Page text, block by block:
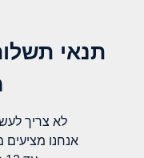
תנאי
לא צריך
אנחנו מציעים